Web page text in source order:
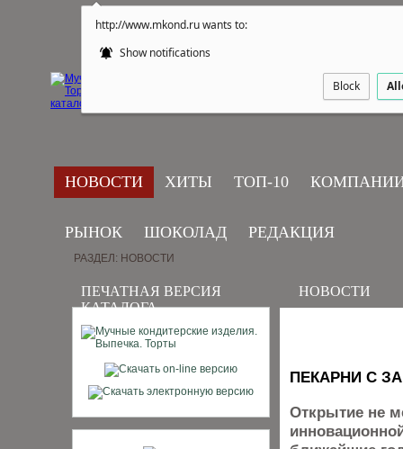
http://www.mkond.ru wants to:
Show notifications
Block
НОВОСТИ ХИТЫ ТОП-10
РЫНОК ШОКОЛАД РЕДАКЦИЯ
ПЕЧАТНАЯ ВЕРСИЯ
КАТАЛОГА
РАЗДЕЛ: НОВОСТИ
НОВОСТИ
ПЕКАРНИ С
Открытие не